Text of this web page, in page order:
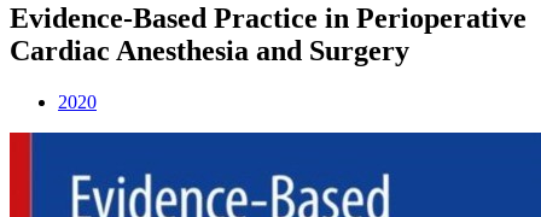
Evidence-Based Practice in Perioperative
Cardiac Anesthesia and Surgery
2020